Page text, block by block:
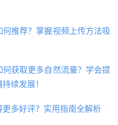
推荐？掌握视频上传方法吸
获取更多自然流量？学会提
续发展！
多好评？实用指南全解析